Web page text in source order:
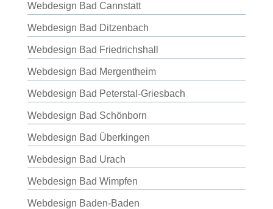
Webdesign Bad Cannstatt
Webdesign Bad Ditzenbach
Webdesign Bad Friedrichshall
Webdesign Bad Mergentheim
Webdesign Bad Peterstal-Griesbach
Webdesign Bad Schönborn
Webdesign Bad Überkingen
Webdesign Bad Urach
Webdesign Bad Wimpfen
Webdesign Baden-Baden